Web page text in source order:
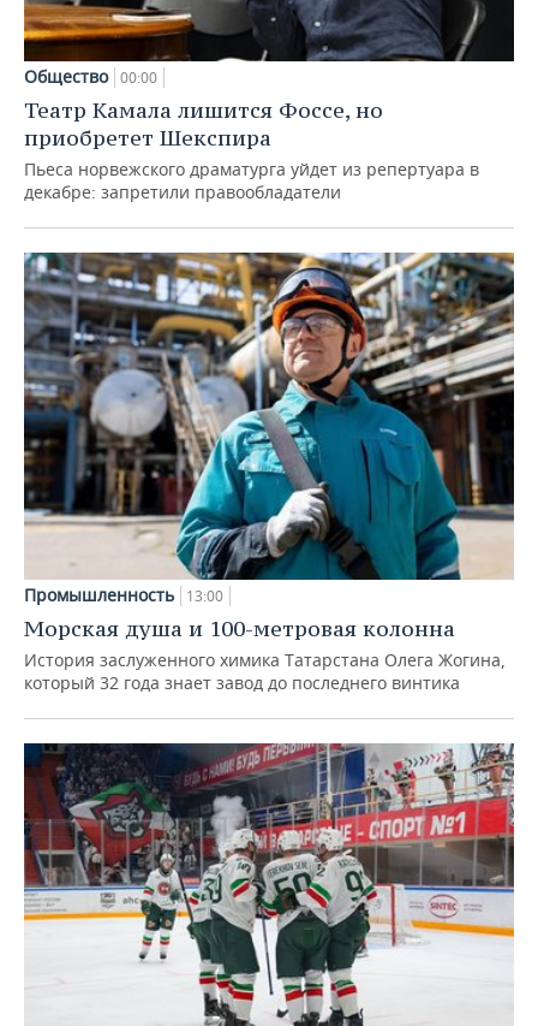
Общество 00:00
Театр Камала лишится Фоссе, но
приобретет Шекспира
Пьеса норвежского драматурга уйдет из репертуара в
декабре: запретили правообладатели
Промышленность 13:00
Морская душа и 100-метровая колонна
История заслуженного химика Татарстана Олега Жогина,
который 32 года знает завод до последнего винтика